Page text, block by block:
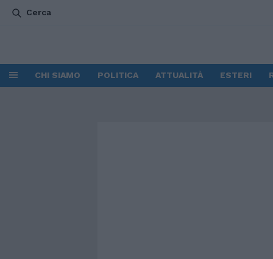
Cerca
CHI SIAMO POLITICA ATTUALITÀ ESTERI